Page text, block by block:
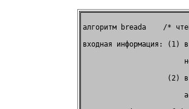
алгоритм breada    /*
входная информация: (1)
(2)